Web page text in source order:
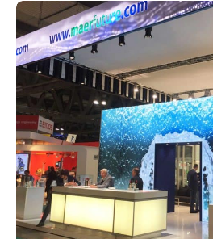
Fiere 31 Marzo 2019